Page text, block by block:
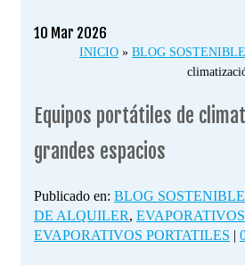
10 Mar 2026
INICIO » BLOG SOSTENIBLE
Equipos portátiles de
grandes espacios
Publicado en: BLOG SOSTENIBLE
DE ALQUILER,
EVAPORATIVOS PORTATILES |